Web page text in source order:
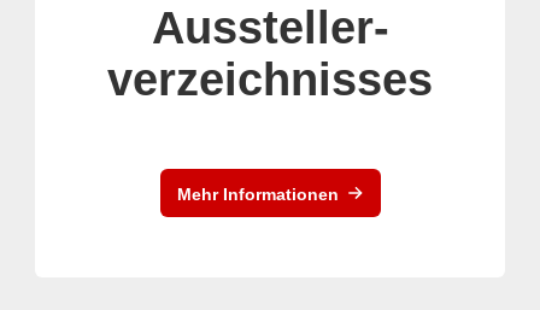
Aussteller-
verzeichnisses
Mehr Informationen